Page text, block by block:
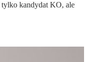
tylko kandydat KO, ale